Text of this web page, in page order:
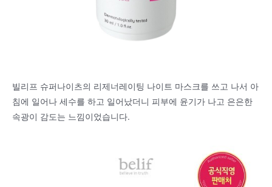
빌리프 슈퍼나이츠의 리제너레이팅 나이트 마스크를 쓰고 나서 아
침에 일어나 세수를 하고 일어났더니 피부에 윤기가 나고 은은한
속광이 감도는 느낌이었습니다.